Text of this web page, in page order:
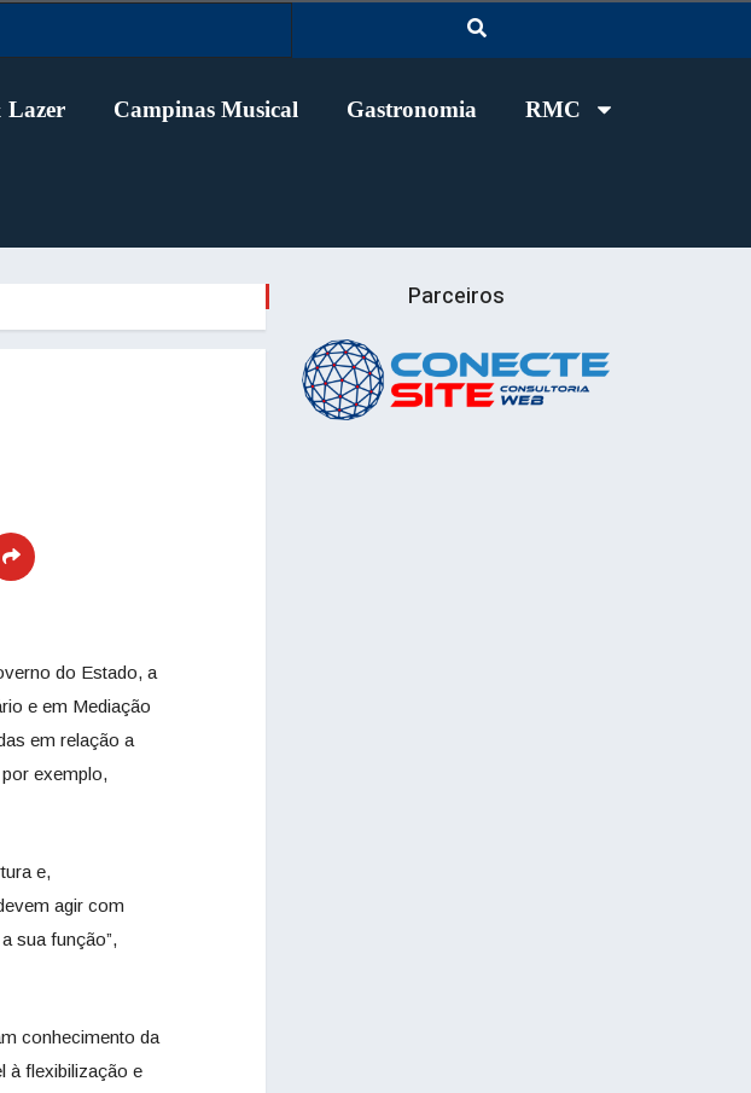
Lazer Campinas Musical Gastronomia RMC
do Estado, a
e em Mediação
em relação a
exemplo,
e,
agir com
sua função”,
conhecimento da
à flexibilização e
Parceiros